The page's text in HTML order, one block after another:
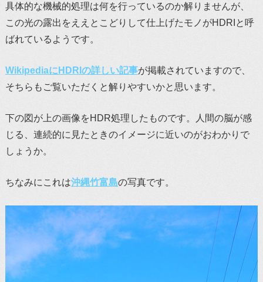
具体的な機械的処理は何を行っているのか解りませんが、
この光の露出をええとこどりして仕上げたモノがHDRIと呼
ばれているようです。
WikipediaにHDRIの詳しい記事が掲載されていますので、
そちらもご覧いただくと解りやすいかと思います。
下の図が上の画像をHDR処理したものです。人間の脳が感
じる、連続的に見たときのイメージに近いのがおわかりで
しょうか。
ちなみにこれは沖縄竹富島の写真です。